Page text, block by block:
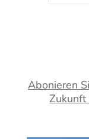
Abonieren
Zukunft